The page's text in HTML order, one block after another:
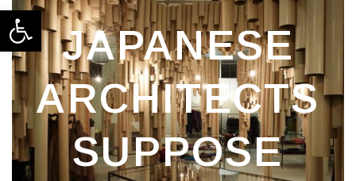
פתח
JAPANESE
ARCHITECTS
SUPPOSE